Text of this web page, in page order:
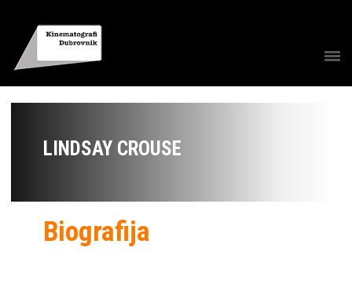
LINDSAY CROUSE
Biografija